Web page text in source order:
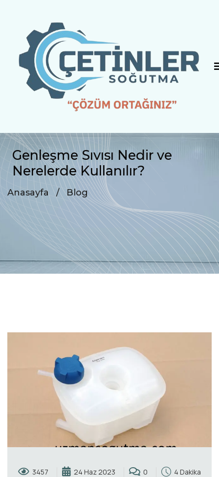
Genleşme Sıvısı Nedir ve
Nerelerde Kullanılır?
Anasayfa / Blog
3457 24 Haz 2023 0 4 Dakika